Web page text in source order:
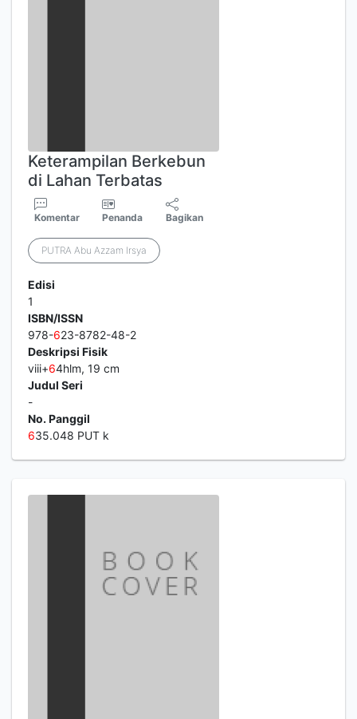
Keterampilan Berkebun
di Lahan Terbatas
Komentar Penanda Bagikan
PUTRA Abu Azzam Irsya
Edisi
1
ISBN/ISSN
978-623-8782-48-2
Deskripsi Fisik
viii+64hlm, 19 cm
Judul Seri
-
No. Panggil
635.048 PUT k